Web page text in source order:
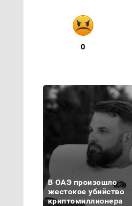
0
В ОАЭ произошло
жестокое убийство
криптомиллионера